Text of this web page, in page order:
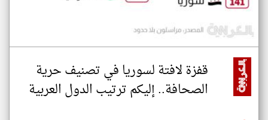
قفزة لافتة لسوريا في تصنيف حرية
الصحافة.. إليكم ترتيب الدول العربية